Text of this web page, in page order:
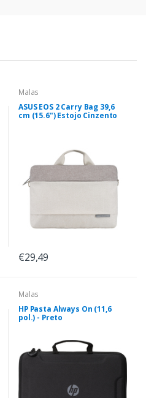
Malas
ASUS EOS 2 Carry Bag 39,6
cm (15.6") Estojo Cinzento
€29,49
Malas
HP Pasta Always On (11,6
pol.) - Preto